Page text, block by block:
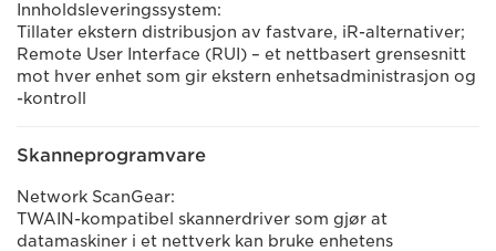
Innholdsleveringssystem:
Tillater ekstern distribusjon av fastvare, iR-alternativer;
Remote User Interface (RUI) – et nettbasert grensesnitt
mot hver enhet som gir ekstern enhetsadministrasjon og
-kontroll
Skanneprogramvare
Network ScanGear:
TWAIN-kompatibel skannerdriver som gjør at
datamaskiner i et nettverk kan bruke enhetens